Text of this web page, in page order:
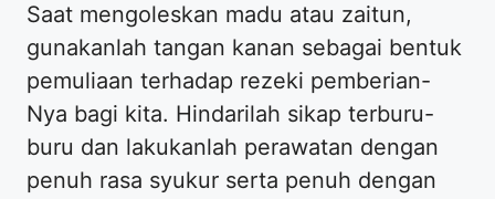
Saat mengoleskan madu atau zaitun,
gunakanlah tangan kanan sebagai bentuk
pemuliaan terhadap rezeki pemberian-
Nya bagi kita. Hindarilah sikap terburu-
buru dan lakukanlah perawatan dengan
penuh rasa syukur serta penuh dengan